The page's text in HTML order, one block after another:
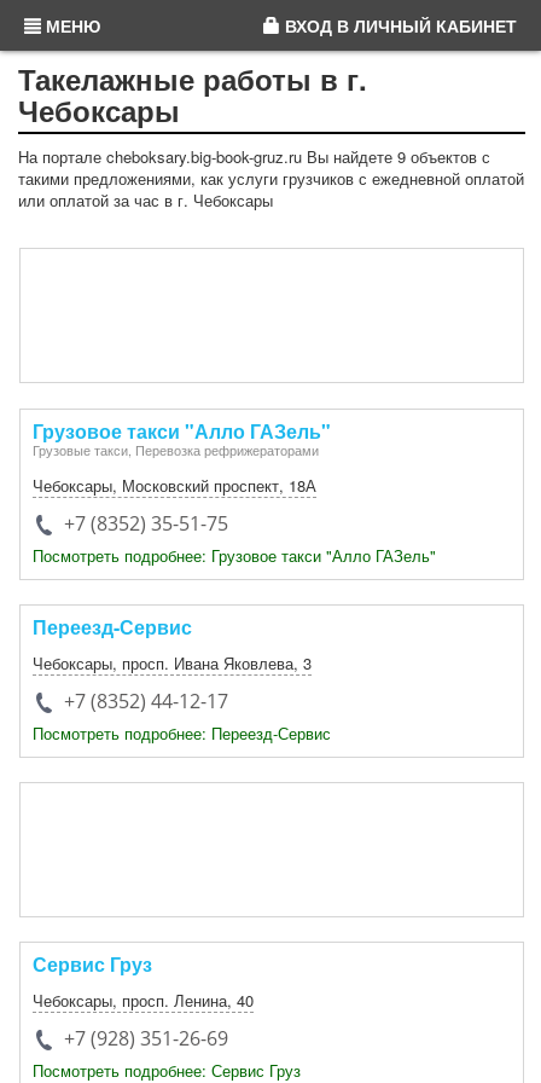
МЕНЮ ВХОД В ЛИЧНЫЙ КАБИНЕТ
Такелажные работы в г.
Чебоксары
На портале cheboksary.big-book-gruz.ru Вы найдете 9 объектов с
такими предложениями, как услуги грузчиков с ежедневной оплатой
или оплатой за час в г. Чебоксары
Грузовое такси "Алло ГАЗель"
Грузовые такси, Перевозка рефрижераторами
Чебоксары, Московский проспект, 18А
+7 (8352) 35-51-75
Посмотреть подробнее: Грузовое такси "Алло ГАЗель"
Переезд-Сервис
Чебоксары, просп. Ивана Яковлева, 3
+7 (8352) 44-12-17
Посмотреть подробнее: Переезд-Сервис
Сервис Груз
Чебоксары, просп. Ленина, 40
+7 (928) 351-26-69
Посмотреть подробнее: Сервис Груз